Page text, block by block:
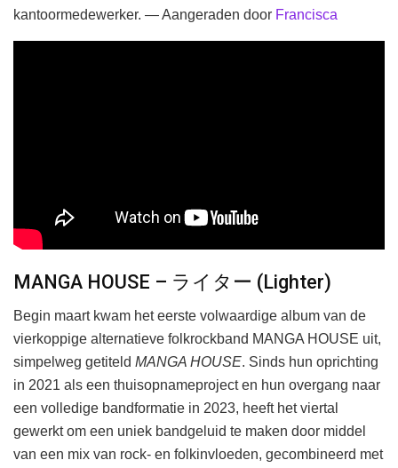
kantoormedewerker. — Aangeraden door Francisca
MANGA HOUSE – ライター (Lighter)
Begin maart kwam het eerste volwaardige album van de
vierkoppige alternatieve folkrockband MANGA HOUSE uit,
simpelweg getiteld MANGA HOUSE. Sinds hun oprichting
in 2021 als een thuisopnameproject en hun overgang naar
een volledige bandformatie in 2023, heeft het viertal
gewerkt om een uniek bandgeluid te maken door middel
van een mix van rock- en folkinvloeden, gecombineerd met